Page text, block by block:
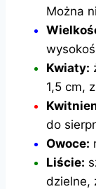
Można
Kwiaty:
1,5 cm,
do
Owoce:
Liście:
dzielne,